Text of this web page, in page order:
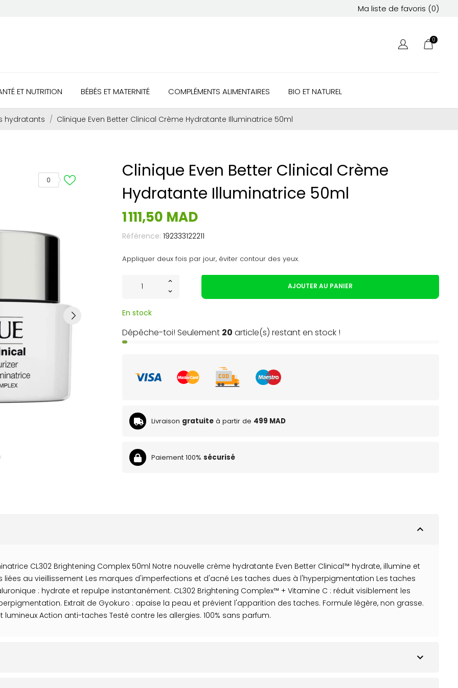
Ma liste de favoris (0)
0
ET NUTRITION BÉBÉS ET MATERNITÉ COMPLÉMENTS ALIMENTAIRES BIO ET NATUREL
hydratants Clinique Even Better Clinical Crème Hydratante Illuminatrice 50ml
0
Clinique Even Better Clinical Crème
Hydratante Illuminatrice 50ml
1 111,50 MAD
Référence: 192333122211
Appliquer deux fois par jour, éviter contour des yeux.
AJOUTER AU PANIER
En stock
Dépêche-toi! Seulement 20 article(s) restant en stock !
Livraison gratuite à partir de 499 MAD
Paiement 100% sécurisé
expand_less
CL302 Brightening Complex 50ml Notre nouvelle crème hydratante Even Better Clinical™ hydrate, illumine et
liées au vieillissement Les marques d'imperfections et d'acné Les taches dues à l'hyperpigmentation Les taches
: hydrate et repulpe instantanément. CL302 Brightening Complex™ + Vitamine C : réduit visiblement les
Extrait de Gyokuro : apaise la peau et prévient l'apparition des taches. Formule légère, non grasse.
Action anti-taches Testé contre les allergies. 100% sans parfum.
expand_more